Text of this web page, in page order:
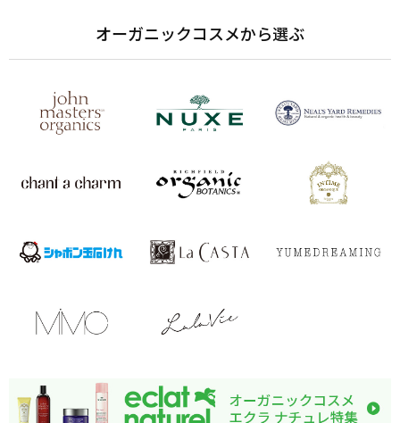
オーガニックコスメから選ぶ